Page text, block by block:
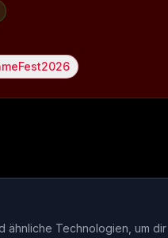
ähnliche Technologien, um